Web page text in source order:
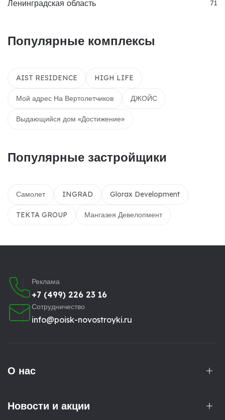
Ленинградская область 71
Популярные комплексы
AIST RESIDENCE HIGH LIFE
Мой адрес На Вертолетчиков ДЖОЙС
Выдающийся дом «Достижение»
Популярные застройщики
Самолет INGRAD Glorax Development
TEKTA GROUP Мангазея Девелопмент
Реклама
+7 (499) 226 23 16
Сотрудничество
info@poisk-novostroyki.ru
О нас
Новости и акции